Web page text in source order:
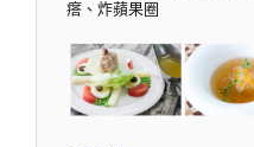
瘩、炸蘋果圈